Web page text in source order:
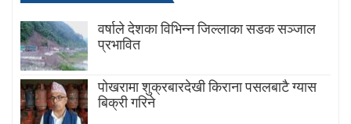
वर्षाले देशका विभिन्न जिल्लाका सडक सञ्जाल
प्रभावित
पोखरामा शुक्रबारदेखी किराना पसलबाटै ग्यास
बिक्री गरिने